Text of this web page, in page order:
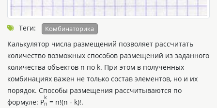
Теги: Комбинаторика
Калькулятор числа размещений позволяет рассчитать
количество возможных способов размещений из заданного
количества объектов n по k. При этом в полученных
комбинациях важен не только состав элементов, но и их
порядок. Способы размещения рассчитываются по
формуле: Pk
n = n!(n - k)!.